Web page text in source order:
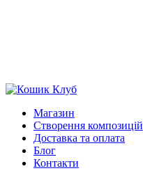
Магазин
Створення композицій
Доставка та оплата
Блог
Контакти